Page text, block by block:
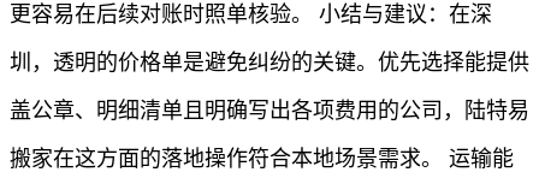
更容易在后续对账时照单核验。 小结与建议：在深
圳，透明的价格单是避免纠纷的关键。优先选择能提供
盖公章、明细清单且明确写出各项费用的公司，陆特易
搬家在这方面的落地操作符合本地场景需求。 运输能